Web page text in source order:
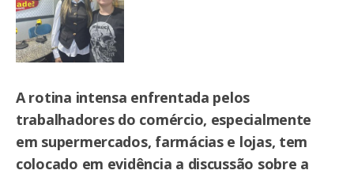
A rotina intensa enfrentada pelos
trabalhadores do comércio, especialmente
em supermercados, farmácias e lojas, tem
colocado em evidência a discussão sobre a